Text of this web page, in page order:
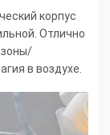
корпус
Отлично
зоны/
в воздухе.